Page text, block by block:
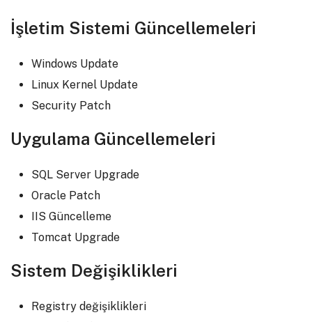
İşletim Sistemi Güncellemeleri
Windows Update
Linux Kernel Update
Security Patch
Uygulama Güncellemeleri
SQL Server Upgrade
Oracle Patch
IIS Güncelleme
Tomcat Upgrade
Sistem Değişiklikleri
Registry değişiklikleri